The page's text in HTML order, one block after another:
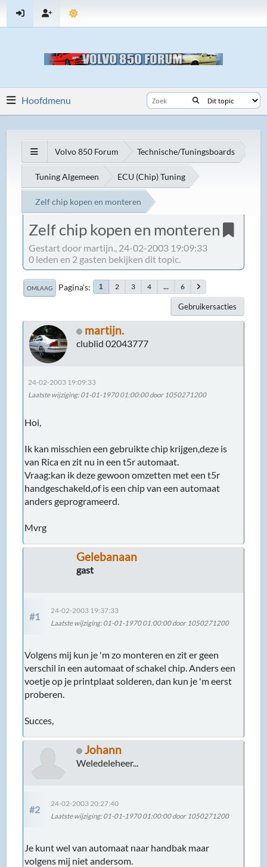
Hoofdmenu
Volvo 850 Forum Technische/Tuningsboards
Tuning Algemeen ECU (Chip) Tuning
Zelf chip kopen en monteren
Zelf chip kopen en monteren
Gestart door martijn., 24-02-2003 19:09:33
0 leden en 2 gasten bekijken dit topic.
OMLAAG Pagina's 1 2 3 4 ... 6
Gebruikersacties
martijn.
clublid 02043777
24-02-2003 19:09:33
Laatste wijziging: 01-01-1970 01:00:00 door 1050271200
Hoi,
Ik kan misschien een gebruikte chip krijgen,deze is
van Rica en zit nu in een t5r automaat.
Vraag:kan ik deze gewoon omzetten met een t5r
handgeschakeld,of is een chip van een automaat
anders geprogrameerd.
Mvrg
Gelebanaan
gast
#1
24-02-2003 19:37:33
Laatste wijziging: 01-01-1970 01:00:00 door 1050271200
Volgens mij kun je 'm zo monteren en zit er geen
verschil in een automaat of schakel chip. Anders een
voetje op je printplaat solderen, dan kun je 'm eerst
proberen.
Succes,
Johann
Weledeleheer...
#2
24-02-2003 20:27:40
Laatste wijziging: 01-01-1970 01:00:00 door 1050271200
Je kunt wel van automaat naar handbak maar
volgens mij niet andersom.